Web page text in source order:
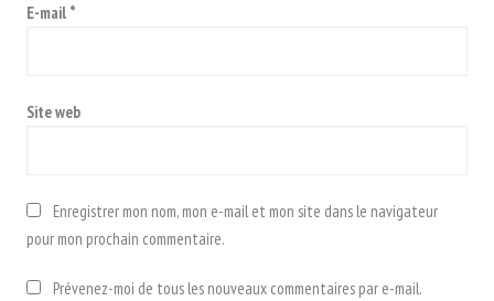
E-mail *
Site web
Enregistrer mon nom, mon e-mail et mon site dans le navigateur
pour mon prochain commentaire.
Prévenez-moi de tous les nouveaux commentaires par e-mail.